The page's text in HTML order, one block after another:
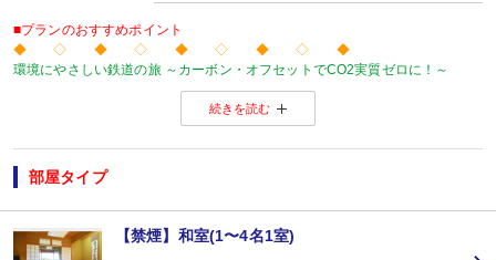
■プランのおすすめポイント
◆ ◇ ◆ ◇ ◆ ◇ ◆ ◇ ◆
環境にやさしい鉄道の旅 ～カーボン・オフセットでCO2実質ゼロに！～
当プランの旅行代金にはカーボン・オフセット代金（J-クレジット代金）が含
旅行の移動で排出されるCO2を埋め合わせ（オフセット）出来る仕組みとなっ
※カーボン・オフセットについて、詳しくはこちらをご覧ください。
◆ ◇ ◆ ◇ ◆ ◇ ◆ ◇ ◆
【連泊がお得♪】
２泊以上でお申し込みできる、お得なプランです。
※１泊でのご予約はできません
※すべての宿泊日が同一条件となります。
続きを読む
部屋タイプ
【禁煙】和室(1〜4名1室)